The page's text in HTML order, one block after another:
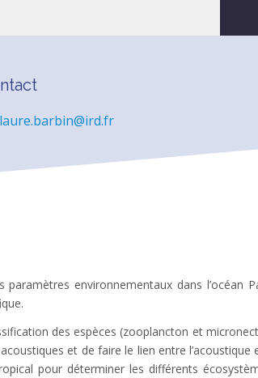
laure.barbin@ird.fr
environnementaux dans l’océan
des espèces (zooplancton et
et de faire le lien entre
pour déterminer les différents